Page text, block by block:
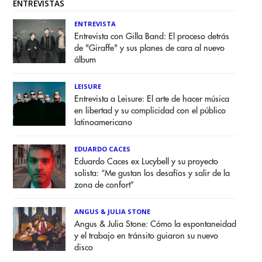
ENTREVISTAS
ENTREVISTA
Entrevista con Gilla Band: El proceso detrás
de "Giraffe" y sus planes de cara al nuevo
álbum
LEISURE
Entrevista a Leisure: El arte de hacer música
en libertad y su complicidad con el público
latinoamericano
EDUARDO CACES
Eduardo Caces ex Lucybell y su proyecto
solista: “Me gustan los desafíos y salir de la
zona de confort”
ANGUS & JULIA STONE
Angus & Julia Stone: Cómo la espontaneidad
y el trabajo en tránsito guiaron su nuevo
disco